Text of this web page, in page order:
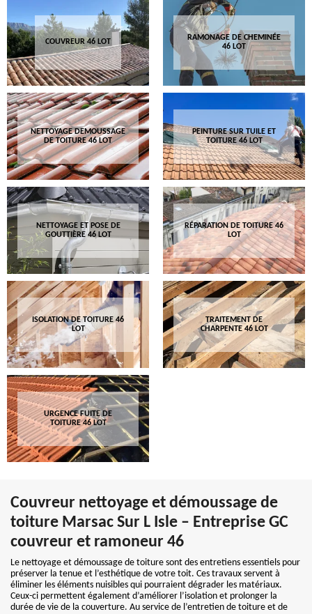
COUVREUR 46 LOT
RAMONAGE DE CHEMINÉE
46 LOT
NETTOYAGE DEMOUSSAGE
DE TOITURE 46 LOT
PEINTURE SUR TUILE ET
TOITURE 46 LOT
NETTOYAGE ET POSE DE
GOUTTIÈRE 46 LOT
RÉPARATION DE TOITURE 46
LOT
ISOLATION DE TOITURE 46
LOT
TRAITEMENT DE
CHARPENTE 46 LOT
URGENCE FUITE DE
TOITURE 46 LOT
Couvreur nettoyage et démoussage de
toiture Marsac Sur L Isle – Entreprise GC
couvreur et ramoneur 46
Le nettoyage et démoussage de toiture sont des entretiens essentiels pour
préserver la tenue et l’esthétique de votre toit. Ces travaux servent à
éliminer les éléments nuisibles qui pourraient dégrader les matériaux.
Ceux-ci permettent également d’améliorer l’isolation et prolonger la
durée de vie de la couverture. Au service de l’entretien de toiture et de